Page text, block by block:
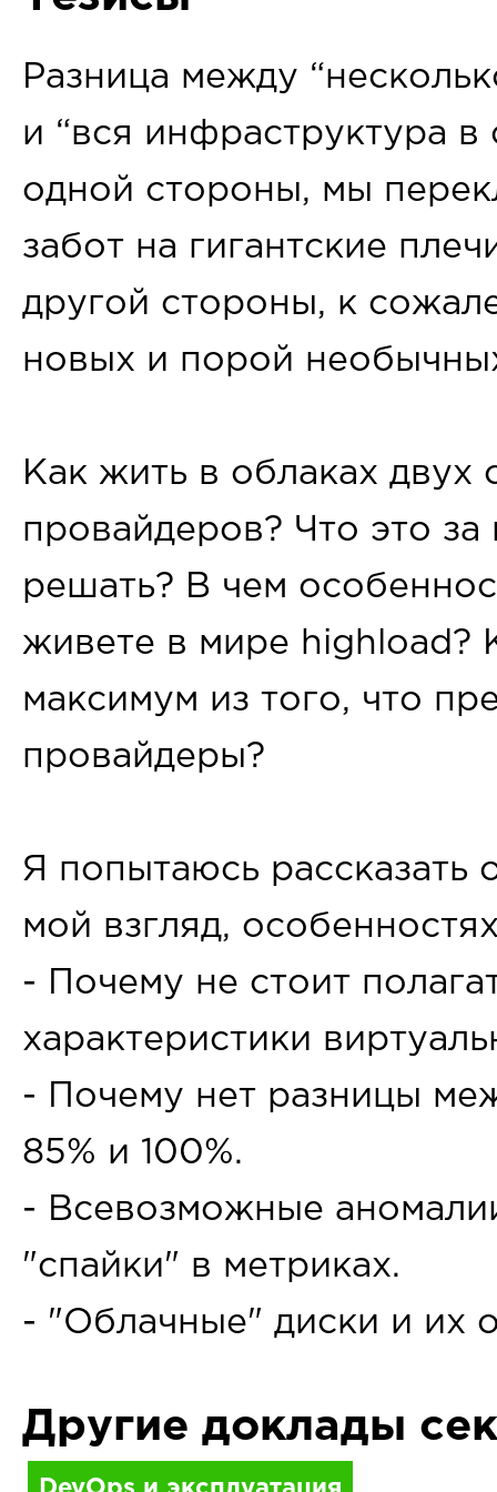
Разница между
и “вся инфраструктура в
одной стороны, мы
забот на гигантские
другой стороны, к
новых и порой
Как жить в облаках двух
провайдеров? Что это
решать? В чем
живете в мире highload?
максимум из того, что
провайдеры?
Я попытаюсь рассказать
мой взгляд,
- Почему не стоит
характеристики
- Почему нет разницы
85% и 100%.
- Всевозможные
"спайки" в метриках.
- "Облачные" диски и их
Другие доклады